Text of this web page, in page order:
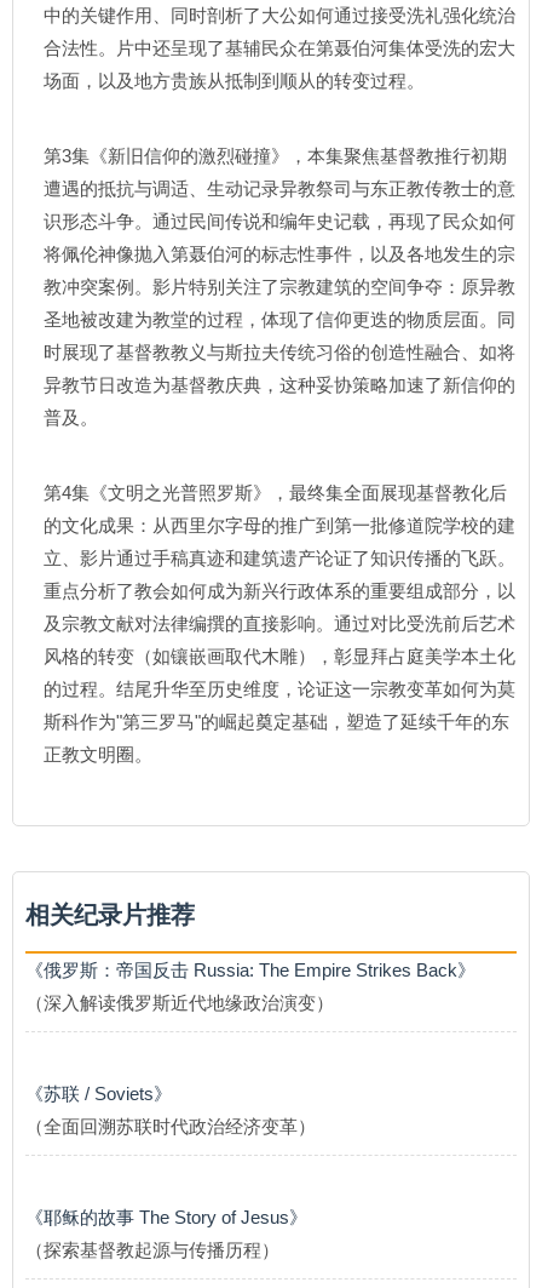
中的关键作用、同时剖析了大公如何通过接受洗礼强化统治
合法性。片中还呈现了基辅民众在第聂伯河集体受洗的宏大
场面，以及地方贵族从抵制到顺从的转变过程。
第3集《新旧信仰的激烈碰撞》，本集聚焦基督教推行初期
遭遇的抵抗与调适、生动记录异教祭司与东正教传教士的意
识形态斗争。通过民间传说和编年史记载，再现了民众如何
将佩伦神像抛入第聂伯河的标志性事件，以及各地发生的宗
教冲突案例。影片特别关注了宗教建筑的空间争夺：原异教
圣地被改建为教堂的过程，体现了信仰更迭的物质层面。同
时展现了基督教教义与斯拉夫传统习俗的创造性融合、如将
异教节日改造为基督教庆典，这种妥协策略加速了新信仰的
普及。
第4集《文明之光普照罗斯》，最终集全面展现基督教化后
的文化成果：从西里尔字母的推广到第一批修道院学校的建
立、影片通过手稿真迹和建筑遗产论证了知识传播的飞跃。
重点分析了教会如何成为新兴行政体系的重要组成部分，以
及宗教文献对法律编撰的直接影响。通过对比受洗前后艺术
风格的转变（如镶嵌画取代木雕），彰显拜占庭美学本土化
的过程。结尾升华至历史维度，论证这一宗教变革如何为莫
斯科作为"第三罗马"的崛起奠定基础，塑造了延续千年的东
正教文明圈。
相关纪录片推荐
《俄罗斯：帝国反击 Russia: The Empire Strikes Back》
（深入解读俄罗斯近代地缘政治演变）
《苏联 / Soviets》
（全面回溯苏联时代政治经济变革）
《耶稣的故事 The Story of Jesus》
（探索基督教起源与传播历程）